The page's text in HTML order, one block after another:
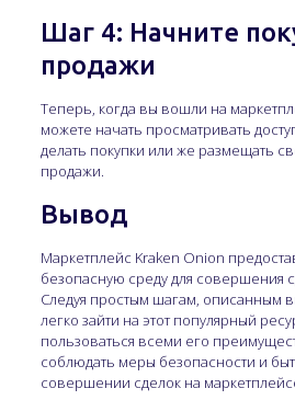
Шаг 4: Начните
продажи
Теперь, когда вы вошли на
можете начать просматривать
делать покупки или же размещать
продажи.
Вывод
Маркетплейс Kraken Onion
безопасную среду для совершения
Следуя простым шагам, описанным
легко зайти на этот популярный
пользоваться всеми его
соблюдать меры безопасности и
совершении сделок на